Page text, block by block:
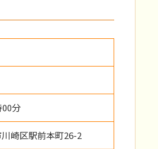
分
崎区駅前本町26-2